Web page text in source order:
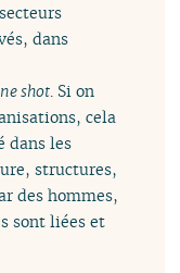
dans
shot . Si on
cela
dans les
structures,
des hommes,
sont liées et